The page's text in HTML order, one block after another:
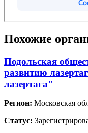
Похожие
Подольская
развитию
лазертага"
Регион: Московская
Статус: